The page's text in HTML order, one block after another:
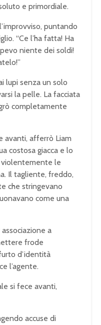
e primordiale.
puntando
“Ce l’ha fatta! Ha
niente dei soldi!
lupi senza un solo
la pelle. La facciata
completamente
avanti, afferrò Liam
costosa giacca e lo
violentemente le
Il tagliente, freddo,
che stringevano
come una
a
frode
d’identità
l’agente.
si fece avanti,
accuse di